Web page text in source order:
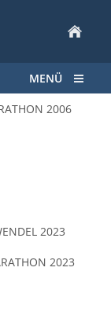
MENÜ
2006
2023
2023